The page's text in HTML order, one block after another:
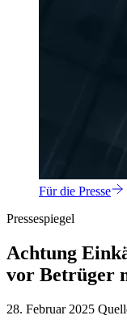
Für die Presse
Pressespiegel
Achtung
vor Betrüger
28. Februar 2025